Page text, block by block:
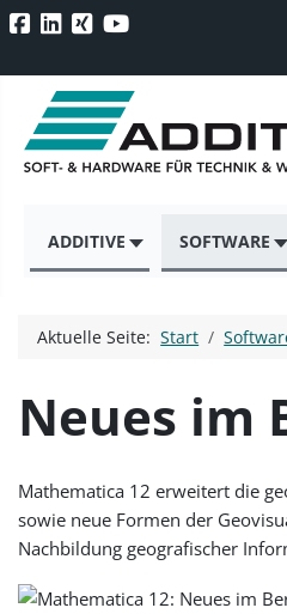
ADDITIVE SOFTWARE
Aktuelle Seite:Start
Neues im
Mathematica 12 erweitert die
sowie neue Formen der
Nachbildung geografischer